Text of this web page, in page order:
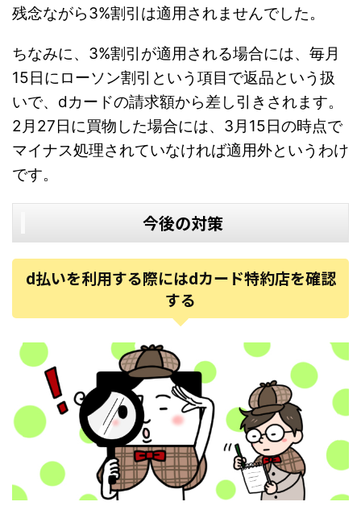
残念ながら3%割引は適用されませんでした。
ちなみに、3%割引が適用される場合には、毎月
15日にローソン割引という項目で返品という扱
いで、dカードの請求額から差し引きされます。
2月27日に買物した場合には、3月15日の時点で
マイナス処理されていなければ適用外というわけ
です。
今後の対策
d払いを利用する際にはdカード特約店を確認
する